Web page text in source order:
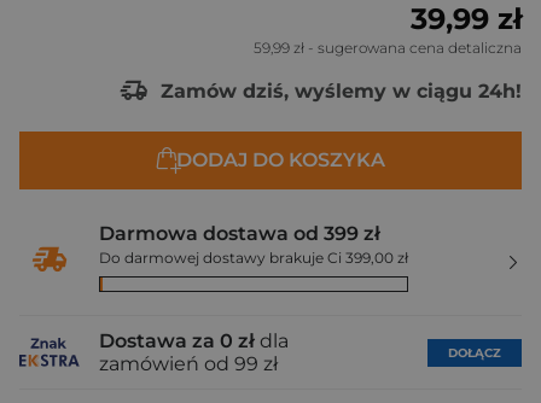
39,99 zł
59,99 zł - sugerowana cena detaliczna
Zamów dziś, wyślemy w ciągu 24h!
DODAJ DO KOSZYKA
Darmowa dostawa od 399 zł
Do darmowej dostawy brakuje Ci 399,00 zł
Dostawa za 0 zł dla
zamówień od 99 zł
DOŁĄCZ